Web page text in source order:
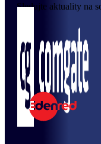
Sledujte aktuality na